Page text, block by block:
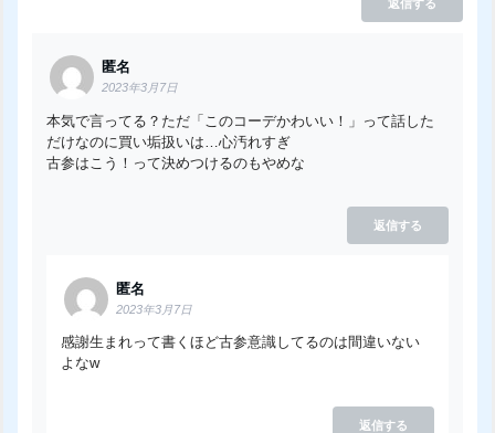
返信する
匿名
2023年3月7日
本気で言ってる？ただ「このコーデかわいい！」って話した
だけなのに買い垢扱いは…心汚れすぎ
古参はこう！って決めつけるのもやめな
返信する
匿名
2023年3月7日
感謝生まれって書くほど古参意識してるのは間違いない
よなw
返信する